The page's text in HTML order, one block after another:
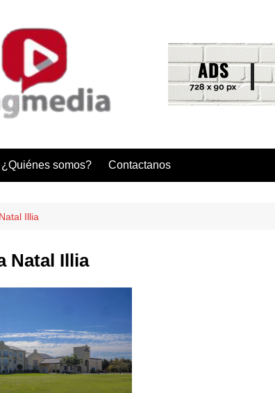
¿Quiénes somos? Contactanos
Illia
Natal Illia